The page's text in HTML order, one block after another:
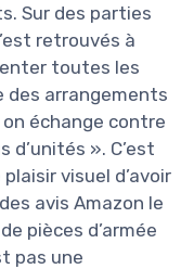
Sur des parties
retrouvés à
toutes les
des arrangements
échange contre
d’unités ». C’est
visuel d’avoir
avis Amazon le
pièces d’armée
pas une